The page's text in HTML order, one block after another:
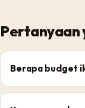
Pertanyaan
Berapa budget